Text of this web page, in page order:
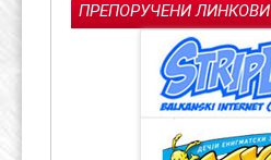
ПРЕПОРУЧЕНИ ЛИНКОВИ